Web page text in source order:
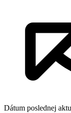
Dátum poslednej